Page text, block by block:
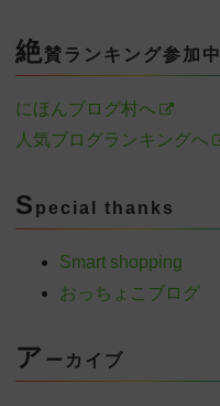
絶賛ランキング参加中
にほんブログ村へ
人気ブログランキングへ
S pecial thanks
Smart shopping
おっちょこブログ
ア ーカイブ